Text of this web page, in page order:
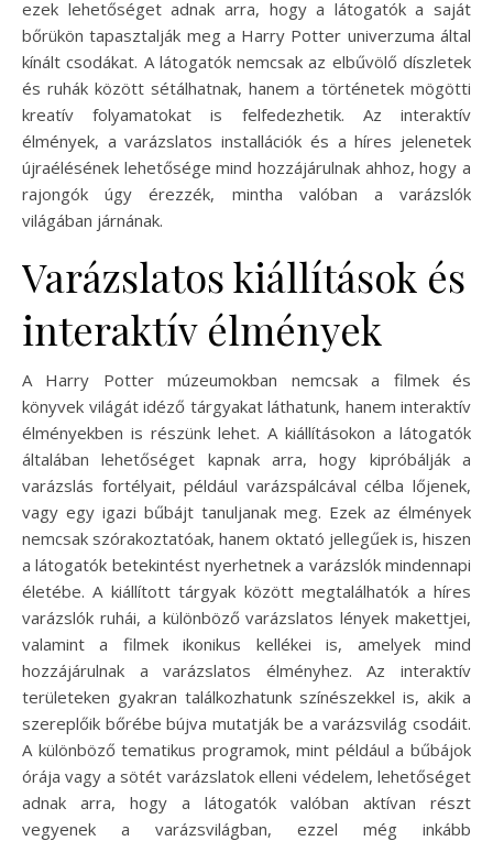
ezek lehetőséget adnak arra, hogy a látogatók a saját
bőrükön tapasztalják meg a Harry Potter univerzuma által
kínált csodákat. A látogatók nemcsak az elbűvölő díszletek
és ruhák között sétálhatnak, hanem a történetek mögötti
kreatív folyamatokat is felfedezhetik. Az interaktív
élmények, a varázslatos installációk és a híres jelenetek
újraélésének lehetősége mind hozzájárulnak ahhoz, hogy a
rajongók úgy érezzék, mintha valóban a varázslók
világában járnának.
Varázslatos kiállítások és
interaktív élmények
A Harry Potter múzeumokban nemcsak a filmek és
könyvek világát idéző tárgyakat láthatunk, hanem interaktív
élményekben is részünk lehet. A kiállításokon a látogatók
általában lehetőséget kapnak arra, hogy kipróbálják a
varázslás fortélyait, például varázspálcával célba lőjenek,
vagy egy igazi bűbájt tanuljanak meg. Ezek az élmények
nemcsak szórakoztatóak, hanem oktató jellegűek is, hiszen
a látogatók betekintést nyerhetnek a varázslók mindennapi
életébe. A kiállított tárgyak között megtalálhatók a híres
varázslók ruhái, a különböző varázslatos lények makettjei,
valamint a filmek ikonikus kellékei is, amelyek mind
hozzájárulnak a varázslatos élményhez. Az interaktív
területeken gyakran találkozhatunk színészekkel is, akik a
szereplőik bőrébe bújva mutatják be a varázsvilág csodáit.
A különböző tematikus programok, mint például a bűbájok
órája vagy a sötét varázslatok elleni védelem, lehetőséget
adnak arra, hogy a látogatók valóban aktívan részt
vegyenek a varázsvilágban, ezzel még inkább